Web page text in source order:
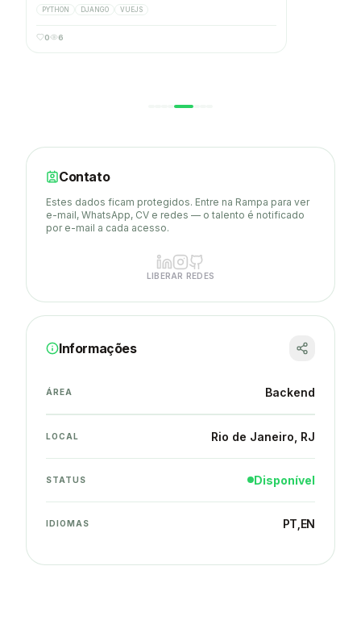
PYTHON DJANGO VUEJS
0 6
Contato
Estes dados ficam protegidos. Entre na Rampa para ver
e-mail, WhatsApp, CV e redes — o talento é notificado
por e-mail a cada acesso.
LIBERAR REDES
Informações
ÁREA Backend
LOCAL Rio de Janeiro , RJ
STATUS Disponível
IDIOMAS PT EN